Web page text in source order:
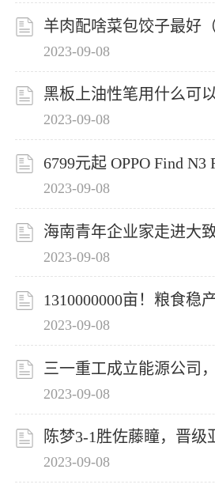
羊肉配啥菜包饺子最好
2023-09-08
黑板上油性笔用什么可
2023-09-08
6799元起 OPPO Find
2023-09-08
海南青年企业家走进大
2023-09-08
1310000000亩！粮食稳
2023-09-08
三一重工成立能源公司
2023-09-08
陈梦3-1胜佐藤瞳，晋
2023-09-08